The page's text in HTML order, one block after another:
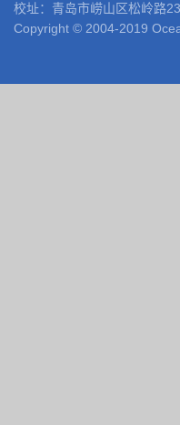
校址：青岛市崂山区松岭路
Copyright © 2004-2019